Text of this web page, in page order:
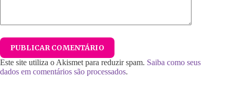
PUBLICAR COMENTÁRIO
Este site utiliza o Akismet para reduzir spam. Saiba como seus
dados em comentários são processados.